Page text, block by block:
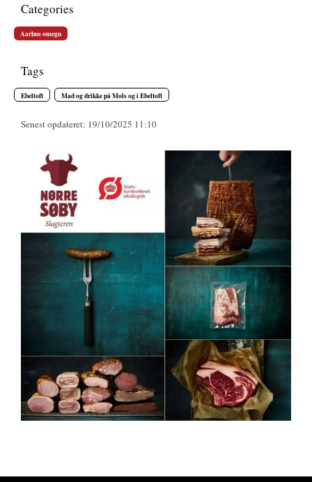
Categories
Aarhus omegn
Tags
Ebeltoft Mad og drikke på Mols og i Ebeltoft
Senest opdateret: 19/10/2025 11:10